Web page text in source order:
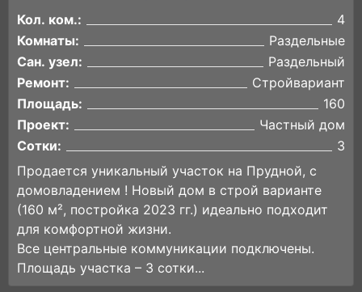
Кол. ком.:
4
Комнаты:
Раздельные
Сан. узел:
Раздельный
Ремонт:
Стройвариант
Площадь:
160
Проект:
Частный дом
Сотки:
3
Продается уникальный участок на Прудной, с
домовладением ! Новый дом в строй варианте
(160 м², постройка 2023 гг.) идеально подходит
для комфортной жизни.
Все центральные коммуникации подключены.
Площадь участка – 3 сотки...